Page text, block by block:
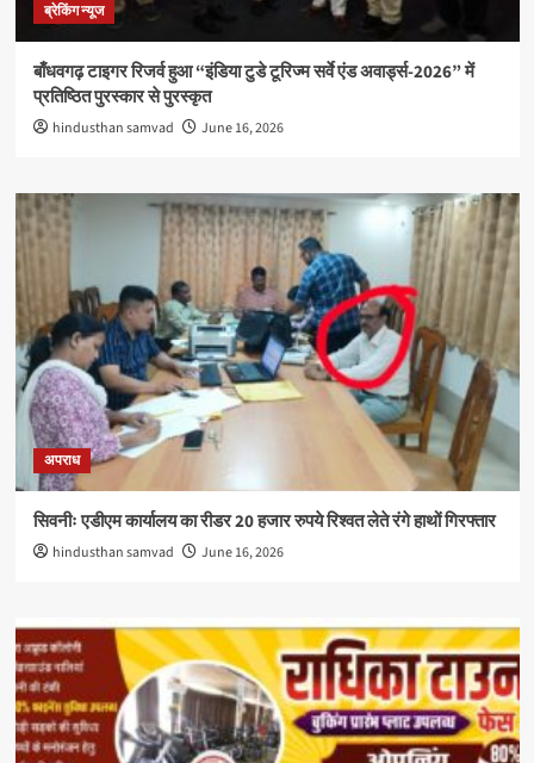
ब्रेकिंग न्यूज
बाँधवगढ़ टाइगर रिजर्व हुआ “इंडिया टुडे टूरिज्म सर्वे एंड अवार्ड्स-2026” में
प्रतिष्ठित पुरस्कार से पुरस्कृत
hindusthan samvad June 16, 2026
अपराध
सिवनीः एडीएम कार्यालय का रीडर 20 हजार रुपये रिश्वत लेते रंगे हाथों गिरफ्तार
hindusthan samvad June 16, 2026